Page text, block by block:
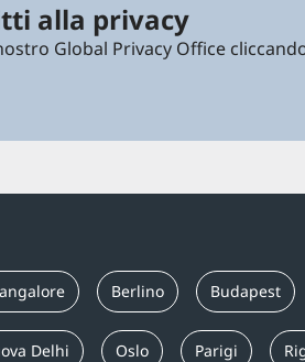
alla privacy
Global Privacy Office
Berlino Budapest
Delhi Oslo Parigi